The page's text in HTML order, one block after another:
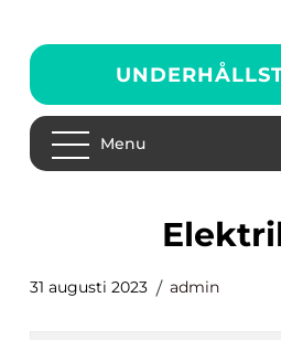
Menu
31 augusti 2023 admin